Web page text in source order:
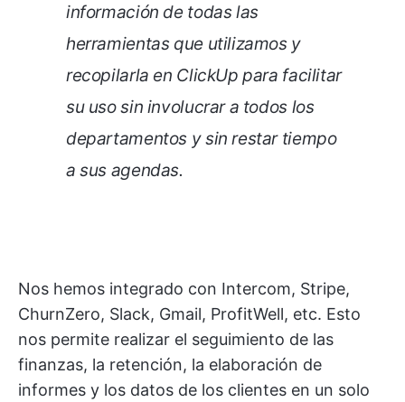
información de todas las
herramientas que utilizamos y
recopilarla en ClickUp para facilitar
su uso sin involucrar a todos los
departamentos y sin restar tiempo
a sus agendas.
Nos hemos integrado con Intercom, Stripe,
ChurnZero, Slack, Gmail, ProfitWell, etc. Esto
nos permite realizar el seguimiento de las
finanzas, la retención, la elaboración de
informes y los datos de los clientes en un solo